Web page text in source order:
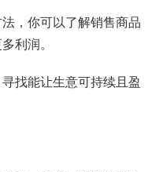
，你可以了解销售商品
利润。
找能让生意可持续且盈